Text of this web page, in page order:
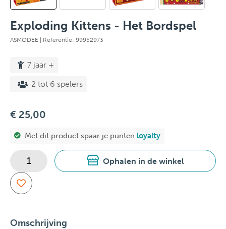
Exploding Kittens - Het Bordspel
ASMODEE | Referentie: 99952973
7 jaar +
2 tot 6 spelers
€ 25,00
Met dit product spaar je punten loyalty
Ophalen in de winkel
Omschrijving